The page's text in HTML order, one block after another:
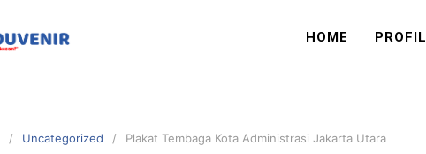
HOME PROFIL
Uncategorized Plakat Tembaga Kota Administrasi Jakarta Utara